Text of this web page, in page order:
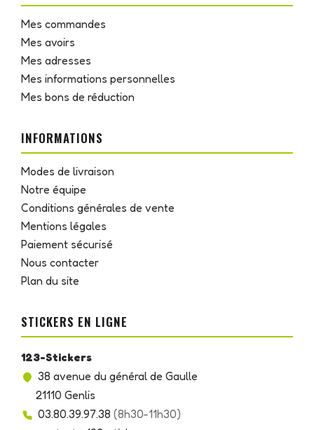
Mes commandes
Mes avoirs
Mes adresses
Mes informations personnelles
Mes bons de réduction
INFORMATIONS
Modes de livraison
Notre équipe
Conditions générales de vente
Mentions légales
Paiement sécurisé
Nous contacter
Plan du site
STICKERS EN LIGNE
123-Stickers
38 avenue du général de Gaulle
21110 Genlis
03.80.39.97.38 (8h30-11h30)